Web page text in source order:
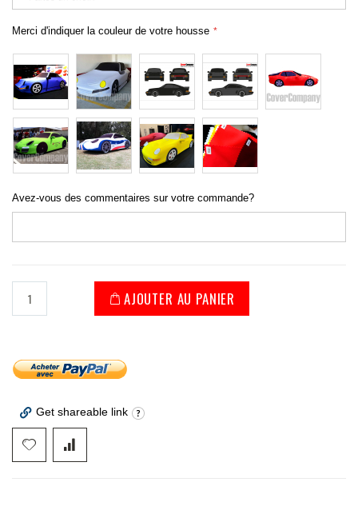
Merci d'indiquer la couleur de votre housse
Avez-vous des commentaires sur votre commande?
AJOUTER AU PANIER
Get shareable link